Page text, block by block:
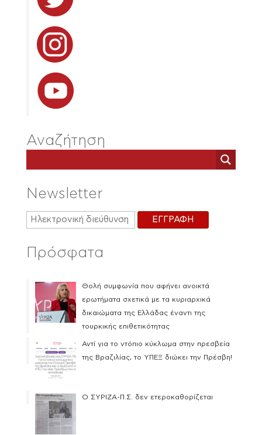
Αναζήτηση
Newsletter
Πρόσφατα
Θολή συμφωνία που αφήνει ανοικτά
ερωτήματα σχετικά με τα κυριαρχικά
δικαιώματα της Ελλάδας έναντι της
τουρκικής επιθετικότητας
Αντί για το ντόπιο κύκλωμα στην πρεσβεία
της Βραζιλίας, το ΥΠΕΞ διώκει την Πρέσβη!
Ο ΣΥΡΙΖΑ-Π.Σ. δεν ετεροκαθορίζεται